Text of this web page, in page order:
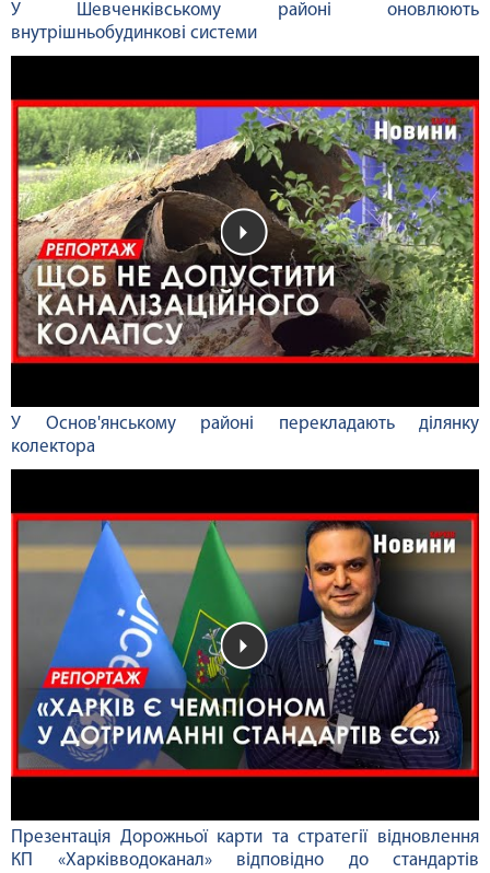
У Шевченківському районі оновлюють
внутрішньобудинкові системи
У Основ'янському районі перекладають ділянку
колектора
Презентація Дорожньої карти та стратегії відновлення
КП «Харківводоканал» відповідно до стандартів